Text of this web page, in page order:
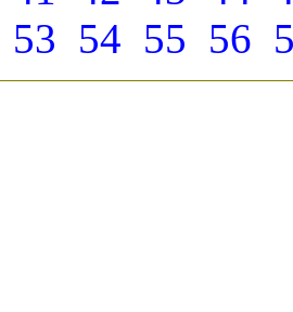
53 54 55 56